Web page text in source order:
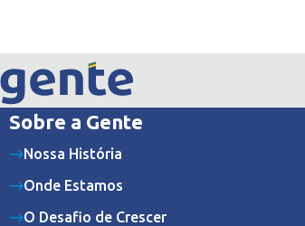
Sobre a Gente
Nossa História
Onde Estamos
O Desafio de Crescer